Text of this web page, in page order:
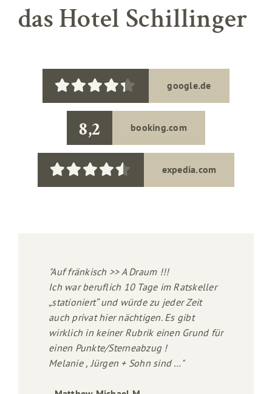
das Hotel Schillinger
google.de
8,2 booking.com
expedia.com
"Auf fränkisch >> A Draum !!!
Ich war beruflich 10 Tage im Ratskeller
„stationiert“ und würde zu jeder Zeit
auch privat hier nächtigen. Es gibt
wirklich in keiner Rubrik einen Grund für
einen Punkte/Sterneabzug !
Melanie , Jürgen + Sohn sind …"